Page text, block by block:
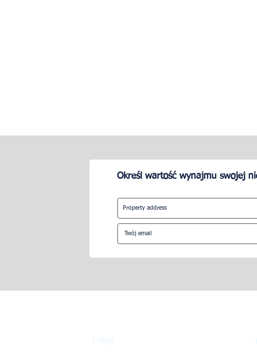
Co to jest usługa zarządzania
Airbnb? - artykuł na Upperkey
Dlaczego zatrudnić
Określ wartość wynajmu swojej